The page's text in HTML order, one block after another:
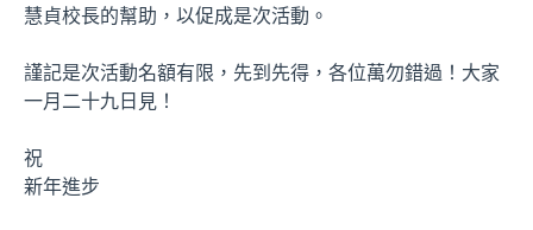
慧貞校長的幫助，以促成是次活動。
謹記是次活動名額有限，先到先得，各位萬勿錯過！大家
一月二十九日見！
祝
新年進步